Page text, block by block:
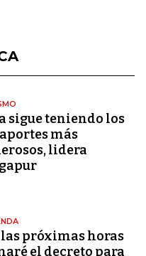
sigue teniendo los
más
lidera
las próximas horas
el decreto para